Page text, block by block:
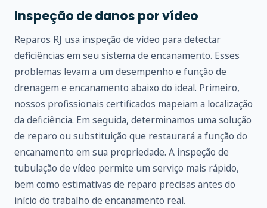
Inspeção de danos por vídeo
Reparos RJ usa inspeção de vídeo para detectar
deficiências em seu sistema de encanamento. Esses
problemas levam a um desempenho e função de
drenagem e encanamento abaixo do ideal. Primeiro,
nossos profissionais certificados mapeiam a localização
da deficiência. Em seguida, determinamos uma solução
de reparo ou substituição que restaurará a função do
encanamento em sua propriedade. A inspeção de
tubulação de vídeo permite um serviço mais rápido,
bem como estimativas de reparo precisas antes do
início do trabalho de encanamento real.